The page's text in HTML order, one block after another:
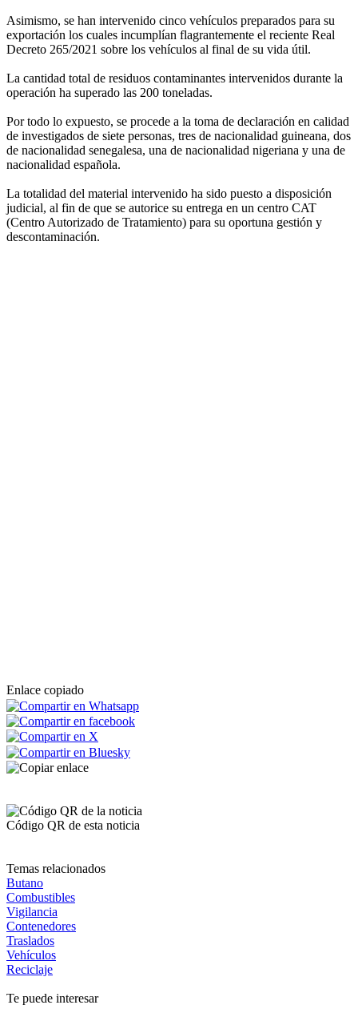
Asimismo, se han intervenido cinco vehículos preparados para su
exportación los cuales incumplían flagrantemente el reciente Real
Decreto 265/2021 sobre los vehículos al final de su vida útil.
La cantidad total de residuos contaminantes intervenidos durante la
operación ha superado las 200 toneladas.
Por todo lo expuesto, se procede a la toma de declaración en calidad
de investigados de siete personas, tres de nacionalidad guineana, dos
de nacionalidad senegalesa, una de nacionalidad nigeriana y una de
nacionalidad española.
La totalidad del material intervenido ha sido puesto a disposición
judicial, al fin de que se autorice su entrega en un centro CAT
(Centro Autorizado de Tratamiento) para su oportuna gestión y
descontaminación.
Enlace copiado
Código QR de esta noticia
Temas relacionados
Butano
Combustibles
Vigilancia
Contenedores
Traslados
Vehículos
Reciclaje
Te puede interesar